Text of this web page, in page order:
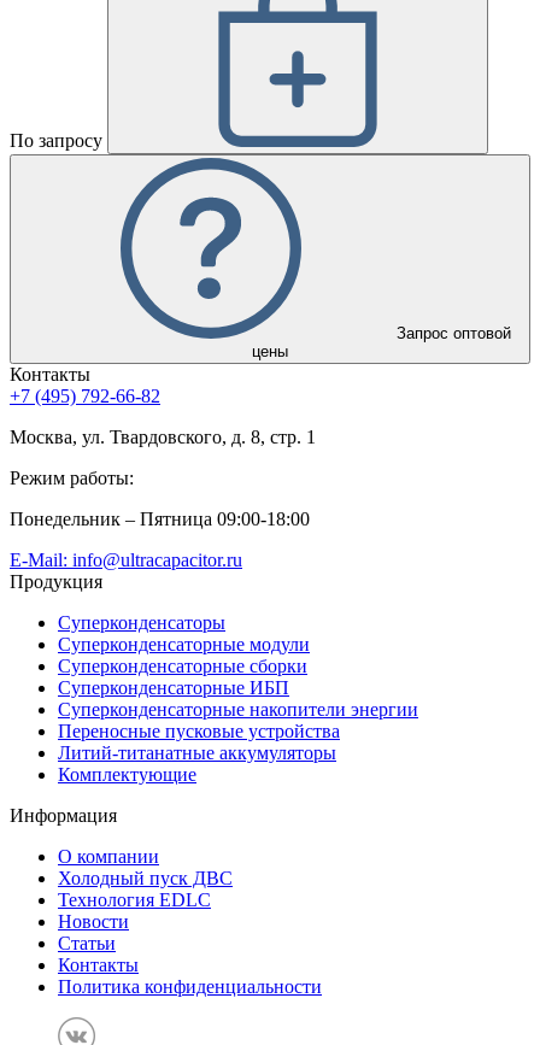
По запросу
Запрос оптовой
цены
Контакты
+7 (495) 792-66-82
Москва, ул. Твардовского, д. 8, стр. 1
Режим работы:
Понедельник – Пятница 09:00-18:00
E-Mail: info@ultracapacitor.ru
Продукция
Суперконденсаторы
Суперконденсаторные модули
Суперконденсаторные сборки
Суперконденсаторные ИБП
Суперконденсаторные накопители энергии
Переносные пусковые устройства
Литий-титанатные аккумуляторы
Комплектующие
Информация
О компании
Холодный пуск ДВС
Технология EDLC
Новости
Статьи
Контакты
Политика конфиденциальности